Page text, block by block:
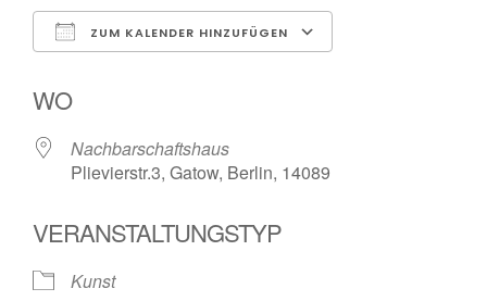
ZUM KALENDER HINZUFÜGEN
WO
Nachbarschaftshaus
Plievierstr.3, Gatow, Berlin, 14089
VERANSTALTUNGSTYP
Kunst